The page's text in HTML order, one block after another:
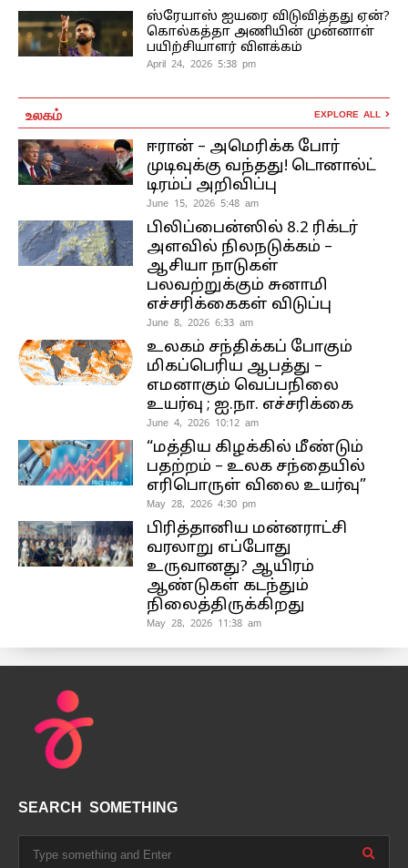
ஸ்ரேயாஸ் ஐயரை விடுவித்தது ஏன்?
கொல்கத்தா அணியின் முன்னாள்
பயிற்சியாளர் விளக்கம்
April 24, 2026 5:38 pm
உலகம் EXPLORE ALL
ஈரான் – அமெரிக்க போர்
முடிவுக்கு வந்தது! டொனால்ட்
டிரம்ப் அறிவிப்பு
June 15, 2026 5:48 am
பிலிப்பைன்ஸில் 8.2 ரிக்டர்
அளவில் நிலநடுக்கம் –
ஆசியா நாடுகள்
பலவற்றுக்கும் சுனாமி
எச்சரிக்கைகள் விடுப்பு
June 8, 2026 6:33 am
உலகம் சந்திக்கப் போகும்
மிகப்பெரிய ஆபத்து –
எமனாகும் வெப்பநிலை
உயர்வு ; ஐ.நா. எச்சரிக்கை
June 4, 2026 10:12 am
“மத்திய கிழக்கில் மீண்டும்
பதற்றம் – உலக சந்தையில்
எரிபொருள் விலை உயர்வு”
May 28, 2026 4:30 pm
பிரித்தானிய மன்னராட்சி
வரலாறு எப்போது
உருவானது? ஆயிரம்
ஆண்டுகள் கடந்தும்
நிலைத்திருக்கிறது
May 28, 2026 11:38 am
SEARCH SOMETHING